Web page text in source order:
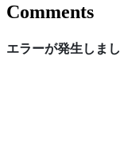
Comments